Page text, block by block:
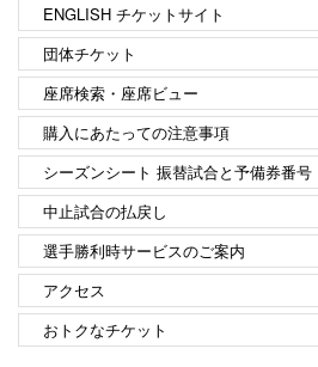
ENGLISH チケットサイト
団体チケット
座席検索・座席ビュー
購入にあたっての注意事項
シーズンシート 振替試合と予備券番号
中止試合の払戻し
選手勝利時サービスのご案内
アクセス
おトクなチケット